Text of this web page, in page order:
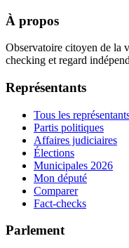
À propos
Observatoire citoyen de la
checking et regard
Représentants
Tous les
Partis politiques
Affaires judiciaires
Élections
Municipales 2026
Mon député
Comparer
Fact-checks
Parlement